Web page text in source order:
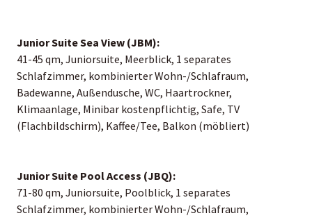
Junior Suite Sea View (JBM):
41-45 qm, Juniorsuite, Meerblick, 1 separates
Schlafzimmer, kombinierter Wohn-/Schlafraum,
Badewanne, Außendusche, WC, Haartrockner,
Klimaanlage, Minibar kostenpflichtig, Safe, TV
(Flachbildschirm), Kaffee/Tee, Balkon (möbliert)
Junior Suite Pool Access (JBQ):
71-80 qm, Juniorsuite, Poolblick, 1 separates
Schlafzimmer, kombinierter Wohn-/Schlafraum,